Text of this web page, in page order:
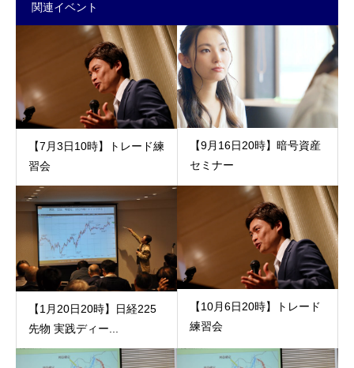
関連イベント
【7月3日10時】トレード練
習会
【9月16日20時】暗号資産
セミナー
【1月20日20時】日経225
先物 実践ディー...
【10月6日20時】トレード
練習会